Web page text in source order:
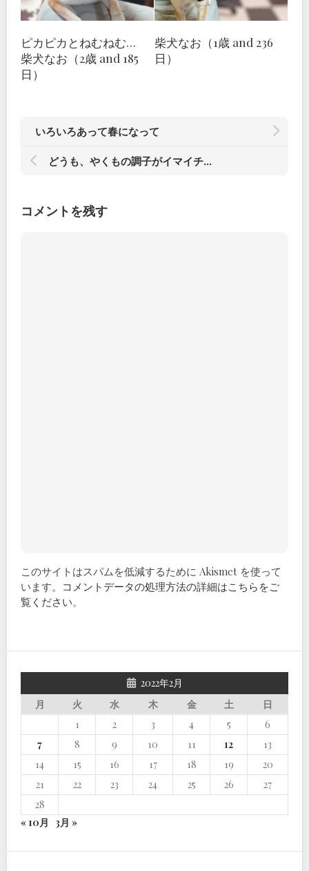
ピカピカとねむねむ…
柴犬なお（2歳 and 185
日）
柴犬なお（1歳 and 236
日）
いろいろあって春になって
どうも、やくもの調子がイマイチ…
コメントを残す
このサイトはスパムを低減するために Akismet を使って
います。 コメントデータの処理方法の詳細はこちらをご
覧ください。
2022年2月
月
火 水 木 金 土
日
1
2 3 4 5
6
7
8 9 10 11 12
13
14
15 16 17 18 19
20
21
22 23 24 25 26
27
28
« 10月
3月 »